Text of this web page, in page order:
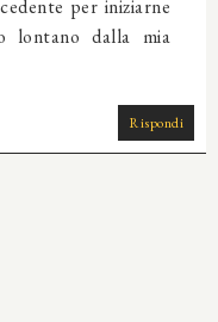
per iniziarne
lontano dalla mia
Rispondi